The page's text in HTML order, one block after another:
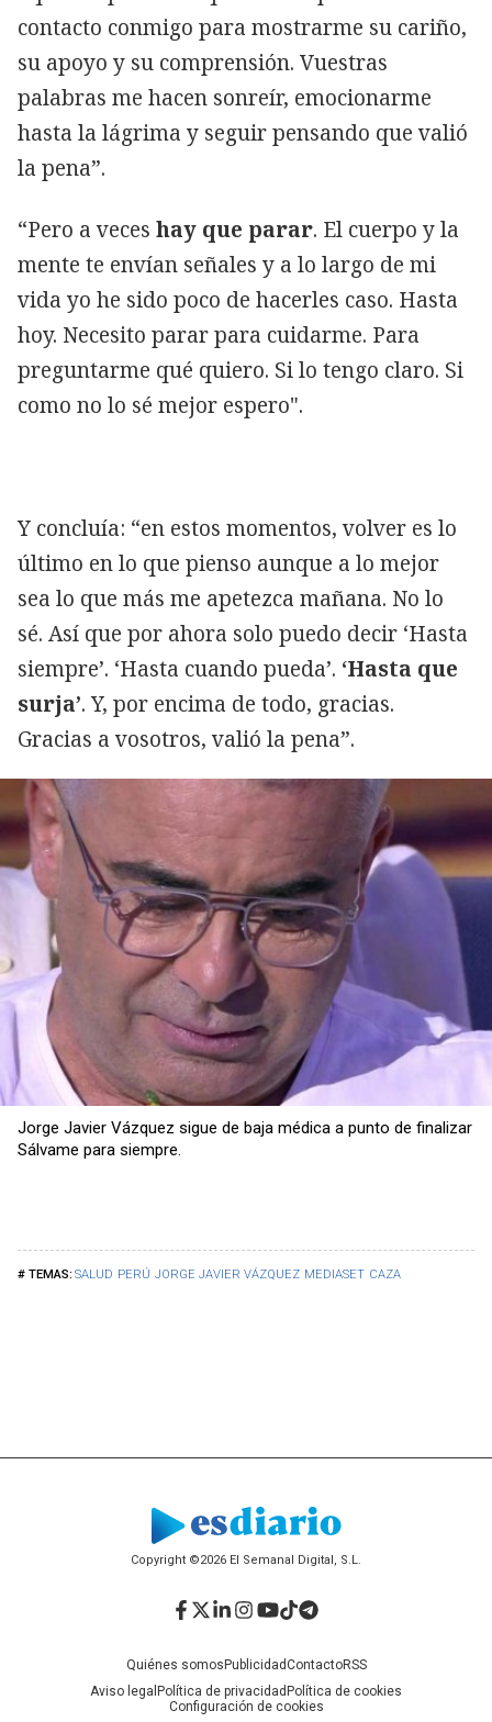
SALUD PERÚ JORGE JAVIER VÁZQUEZ MEDIASET CAZA
contacto conmigo para mostrarme su cariño,
su apoyo y su comprensión. Vuestras
palabras me hacen sonreír, emocionarme
hasta la lágrima y seguir pensando que valió
la pena”.
“Pero a veces hay que parar. El cuerpo y la
mente te envían señales y a lo largo de mi
vida yo he sido poco de hacerles caso. Hasta
hoy. Necesito parar para cuidarme. Para
preguntarme qué quiero. Si lo tengo claro. Si
como no lo sé mejor espero".
Y concluía: “en estos momentos, volver es lo
último en lo que pienso aunque a lo mejor
sea lo que más me apetezca mañana. No lo
sé. Así que por ahora solo puedo decir ‘Hasta
siempre’. ‘Hasta cuando pueda’. ‘Hasta que
surja’. Y, por encima de todo, gracias.
Gracias a vosotros, valió la pena”.
Jorge Javier Vázquez sigue de baja médica a punto de finalizar
Sálvame para siempre.
Copyright ©2026 El Semanal Digital, S.L.
Quiénes somosPublicidadContactoRSS
Aviso legal Política de privacidadPolítica de cookies
Configuración de cookies
Facebook
Twitter
LinkedIn
Instagram
YouTube
TikTok
Telegram